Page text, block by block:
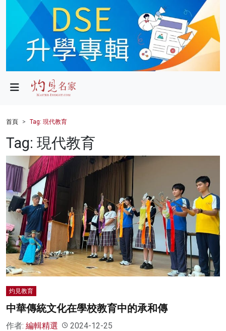
政局
財經
健康
商業
科技
影片
名家榜
灼見活動
首頁 Tag: 現代教育
Tag: 現代教育
灼見教育
中華傳統文化在學校教育中的承和傳
作者: 編輯精選 2024-12-25